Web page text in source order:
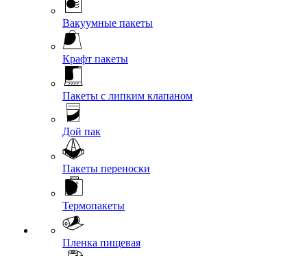
Вакуумные пакеты
Крафт пакеты
Пакеты с липким клапаном
Дой пак
Пакеты переноски
Термопакеты
Пленка пищевая